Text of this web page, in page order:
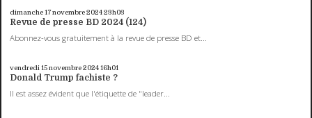
dimanche 17novembre 202423h03
Revue de presse BD 2024 (124)
Abonnez-vous gratuitement à la revue de presse BD et...
vendredi 15novembre 202416h01
Donald Trump fachiste ?
Il est assez évident que l'étiquette de "leader...